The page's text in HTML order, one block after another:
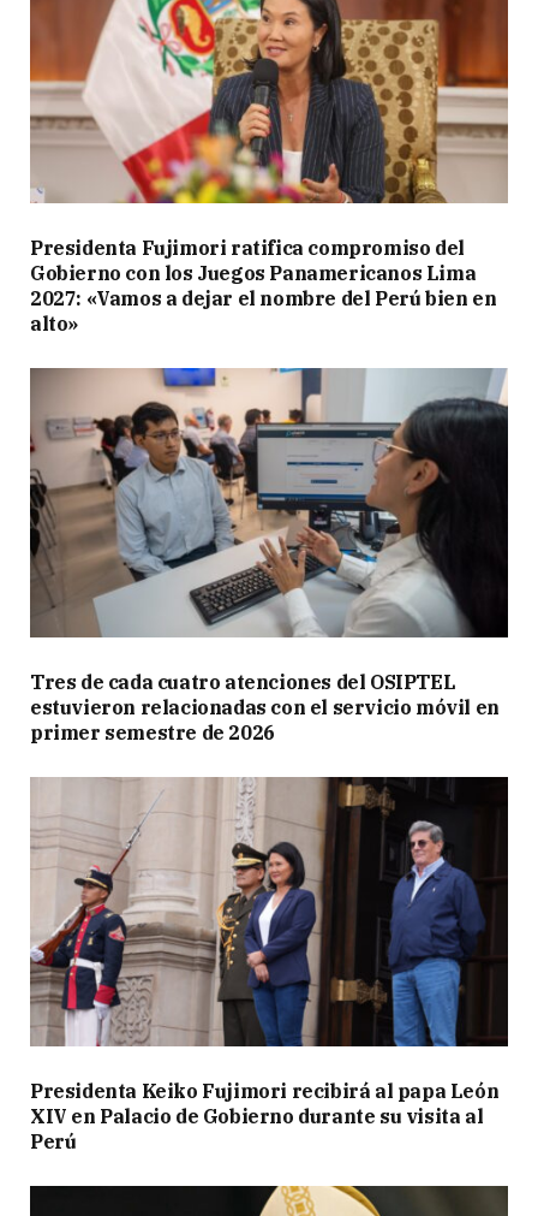
Presidenta Fujimori ratifica compromiso del
Gobierno con los Juegos Panamericanos Lima
2027: «Vamos a dejar el nombre del Perú bien en
alto»
Tres de cada cuatro atenciones del OSIPTEL
estuvieron relacionadas con el servicio móvil en
primer semestre de 2026
Presidenta Keiko Fujimori recibirá al papa León
XIV en Palacio de Gobierno durante su visita al
Perú